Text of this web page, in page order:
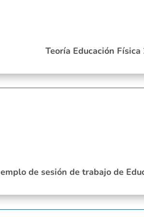
Teoría Educación Física
de sesión de trabajo de